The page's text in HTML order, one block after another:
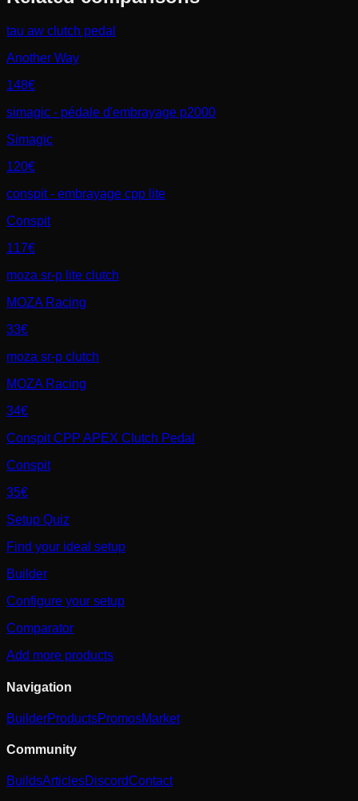
tau aw clutch pedal
Another Way
148€
simagic - pédale d'embrayage p2000
Simagic
120€
conspit - embrayage cpp lite
Conspit
117€
moza sr-p lite clutch
MOZA Racing
33€
moza sr-p clutch
MOZA Racing
34€
Conspit CPP APEX Clutch Pedal
Conspit
35€
Setup Quiz
Find your ideal setup
Builder
Configure your setup
Comparator
Add more products
Navigation
BuilderProductsPromosMarket
Community
BuildsArticlesDiscordContact